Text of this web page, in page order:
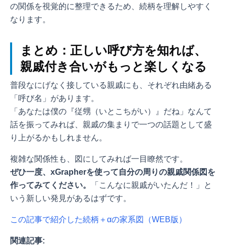
の関係を視覚的に整理できるため、続柄を理解しやすく
なります。
まとめ：正しい呼び方を知れば、
親戚付き合いがもっと楽しくなる
普段なにげなく接している親戚にも、それぞれ由緒ある
「呼び名」があります。
「あなたは僕の『従甥（いとこちがい）』だね」なんて
話を振ってみれば、親戚の集まりで一つの話題として盛
り上がるかもしれません。
複雑な関係性も、図にしてみれば一目瞭然です。
ぜひ一度、xGrapherを使って自分の周りの親戚関係図を
作ってみてください。
「こんなに親戚がいたんだ！」と
いう新しい発見があるはずです。
この記事で紹介した続柄＋αの家系図（WEB版）
関連記事: